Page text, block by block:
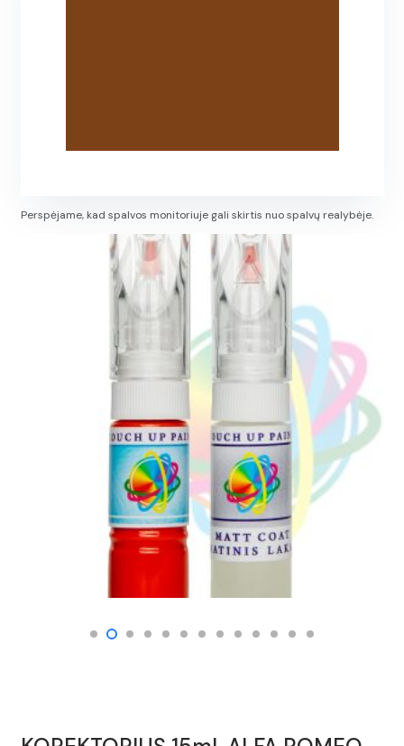
Perspėjame, kad spalvos monitoriuje gali skirtis nuo spalvų realybėje.